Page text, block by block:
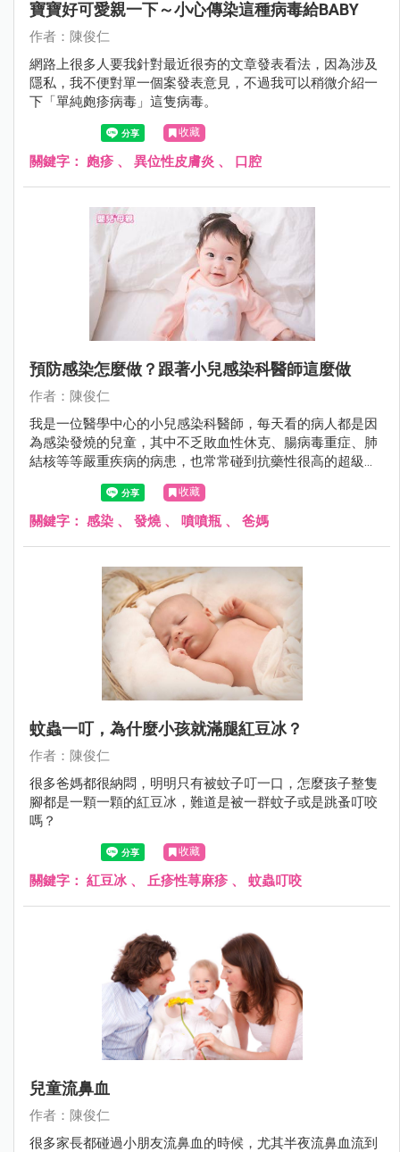
寶寶好可愛親一下～小心傳染這種病毒給BABY
作者：陳俊仁
網路上很多人要我針對最近很夯的文章發表看法，因為涉及
隱私，我不便對單一個案發表意見，不過我可以稍微介紹一
下「單純皰疹病毒」這隻病毒。
收藏
關鍵字： 皰疹 、 異位性皮膚炎 、 口腔
預防感染怎麼做？跟著小兒感染科醫師這麼做
作者：陳俊仁
我是一位醫學中心的小兒感染科醫師，每天看的病人都是因
為感染發燒的兒童，其中不乏敗血性休克、腸病毒重症、肺
結核等等嚴重疾病的病患，也常常碰到抗藥性很高的超級細
菌，偏偏我是兩個25周極度早產兒的爸爸，我都開玩笑說：
「我是個很髒的爸爸」，可是兩個寶寶卻是抵抗力很差的早
產兒，難道我都不要抱寶寶嗎？那我平常是怎麼做的呢？
收藏
關鍵字： 感染 、 發燒、 噴噴瓶 、 爸媽
蚊蟲一叮，為什麼小孩就滿腿紅豆冰？
作者：陳俊仁
很多爸媽都很納悶，明明只有被蚊子叮一口，怎麼孩子整隻
腳都是一顆一顆的紅豆冰，難道是被一群蚊子或是跳蚤叮咬
嗎？
收藏
關鍵字： 紅豆冰 、 丘疹性荨麻疹 、 蚊蟲叮咬
兒童流鼻血
作者：陳俊仁
很多家長都碰過小朋友流鼻血的時候，尤其半夜流鼻血流到